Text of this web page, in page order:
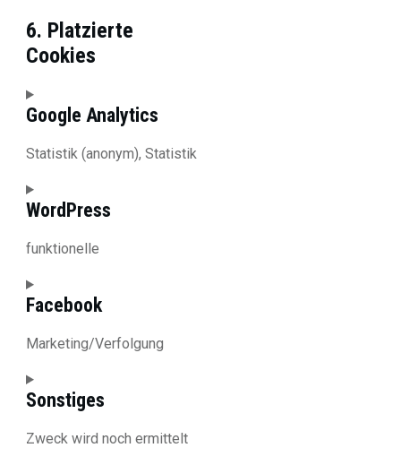
6. Platzierte
Cookies
Google Analytics
Statistik (anonym), Statistik
Consent
to
google-
WordPress
funktionelle
Consent
to
wordpress
Facebook
Marketing/Verfolgung
Consent
to
facebook
Sonstiges
Zweck wird noch ermittelt